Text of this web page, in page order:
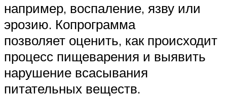
например, воспаление, язву или
эрозию. Копрограмма
позволяет оценить, как происходит
процесс пищеварения и выявить
нарушение всасывания
питательных веществ.